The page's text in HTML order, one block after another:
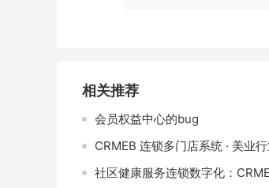
相关推荐
会员权益中心的bug
CRMEB 连锁多门店系统 · 美业
社区健康服务连锁数字化：